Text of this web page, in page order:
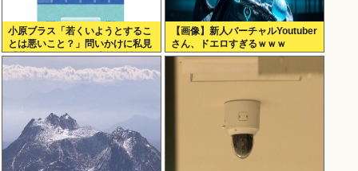
小原ブラス「若くいようとするこ
とは悪いこと？」問いかけに私見
「若作りして20代の土俵で戦おう
とし出すとクソ痛いヤツに…」
【画像】新人バーチャルYoutuber
さん、ドエロすぎるｗｗｗ